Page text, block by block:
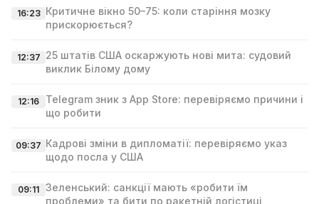
16:23 Критичне вікно 50–75: коли старіння мозку
прискорюється?
12:37 25 штатів США оскаржують нові мита: судовий
виклик Білому дому
12:16
Telegram зник з App Store: перевіряємо причини і
що робити
09:37 Кадрові зміни в дипломатії: перевіряємо указ
щодо посла у США
09:11 Зеленський: санкції мають «робити їм
проблеми» та бити по ракетній логістиці